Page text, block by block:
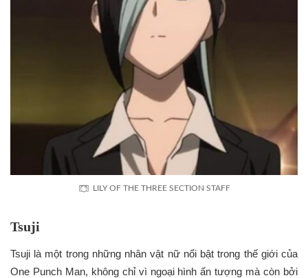
LILY OF THE THREE SECTION STAFF
Tsuji
Tsuji là một trong những nhân vật nữ nổi bật trong thế giới của
One Punch Man, không chỉ vì ngoại hình ấn tượng mà còn bởi